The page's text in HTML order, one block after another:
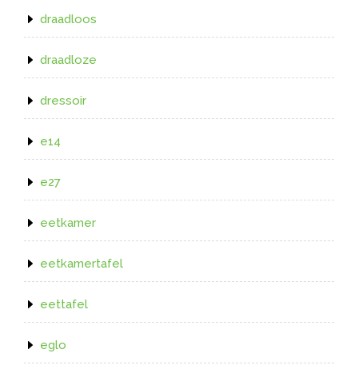
draadloos
draadloze
dressoir
e14
e27
eetkamer
eetkamertafel
eettafel
eglo